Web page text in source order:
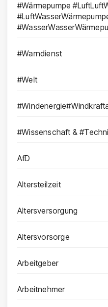
#Wärmepumpe
#Warndienst
#Welt
#Wissenschaft &
AfD
Altersteilzeit
Altersversorgung
Altersvorsorge
Arbeitgeber
Arbeitnehmer